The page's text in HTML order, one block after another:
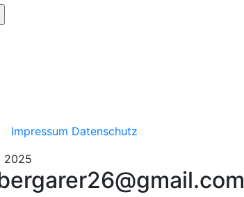
Impressum Datenschutz
2025